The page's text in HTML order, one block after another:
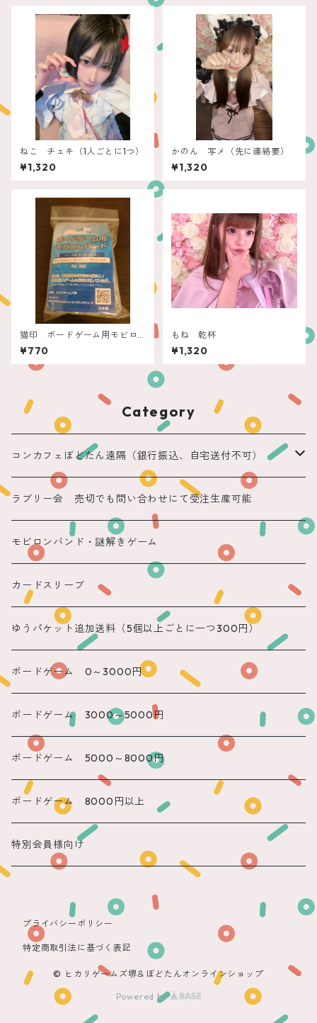
ねこ チェキ（1人ごとに1つ）
¥1,320
かのん 写メ（先に連絡要）
¥1,320
猫印 ボードゲーム用モビロ
ンバンド（小～中箱用）新
型 透明 50ｇ
¥770
もね 乾杯
¥1,320
Category
コンカフェぼどたん遠隔（銀行振込、自宅送付不可）
遠隔 ちほまる
遠隔 ねこ
遠隔 あまね
遠隔 りん
遠隔 のん
遠隔 かのん
遠隔 もね
ラブリー会 売切でも問い合わせにて受注生産可能
モビロンバンド・謎解きゲーム
カードスリーブ
ゆうパケット追加送料（5個以上ごとに一つ300円）
ボードゲーム 0～3000円
ボードゲーム 3000～5000円
ボードゲーム 5000～8000円
ボードゲーム 8000円以上
特別会員様向け
プライバシーポリシー
特定商取引法に基づく表記
© ヒカリゲームズ堺＆ぼどたんオンラインショップ
Powered by